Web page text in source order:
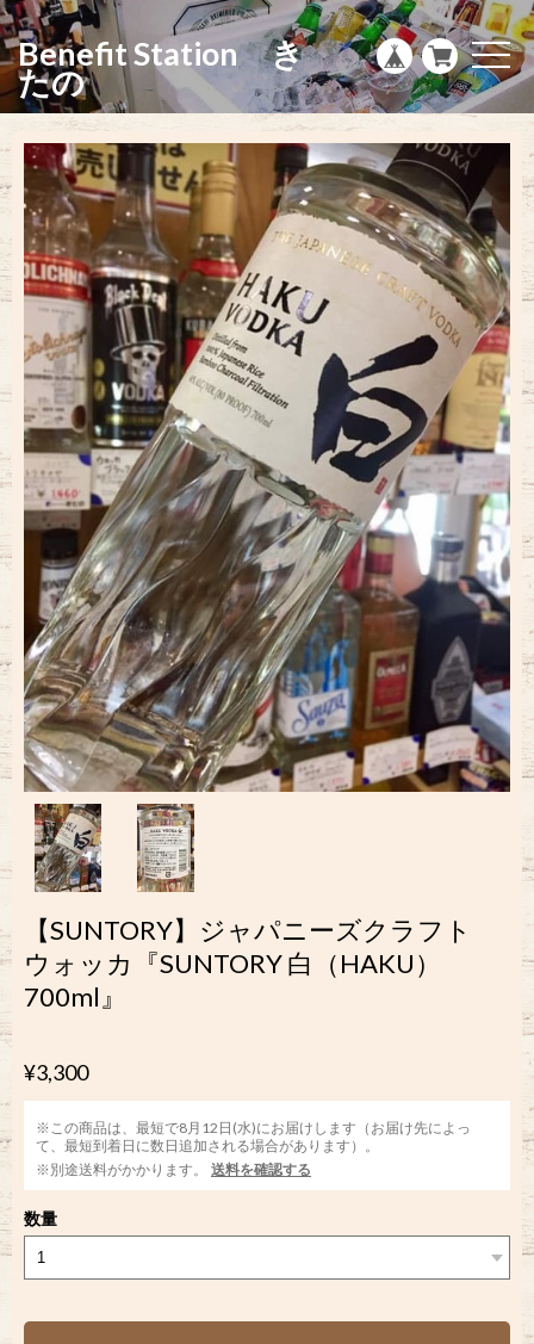
Benefit Station き
たの
t
o
g
g
e
a
v
i
g
a
t
i
o
n
【SUNTORY】ジャパニーズクラフト
ウォッカ『SUNTORY 白（HAKU）
700ml』
¥3,300
※この商品は、最短で8月12日(水)にお届けします（お届け先によっ
て、最短到着日に数日追加される場合があります）。
※別途送料がかかります。
送料を確認する
数量
g
l
e
n
a
v
i
t
n